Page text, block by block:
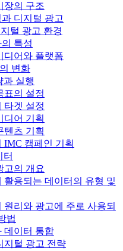
장의 구조
디지털 광고
털 광고 환경
특성
디어와 플랫폼
변화
과 실행
표의 설정
타겟 설정
디어 기획
텐츠 기획
IMC 캠페인 기획
터
고의 개요
활용되는 데이터의 유형 및
원리와 광고에 주로 사용되
법
데이터 통합
지털 광고 전략